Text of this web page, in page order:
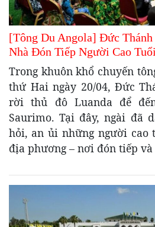
[Tông Du Angola] Đức
Nhà Đón Tiếp Người Cao
Trong khuôn khổ chuyến
thứ Hai ngày 20/04, Đức
rời thủ đô Luanda để
Saurimo. Tại đây, ngài đã
hỏi, an ủi những người
địa phương – nơi đón tiếp